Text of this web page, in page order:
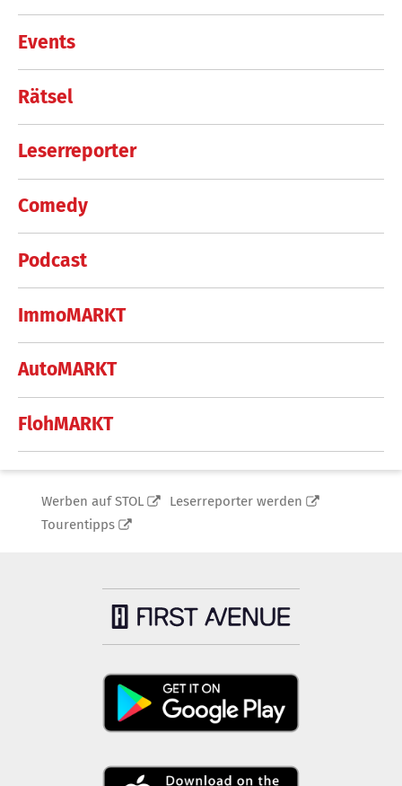
Events
Rätsel
Leserreporter
Comedy
Podcast
ImmoMARKT
AutoMARKT
FlohMARKT
Werben auf STOL
Leserreporter werden
Tourentipps